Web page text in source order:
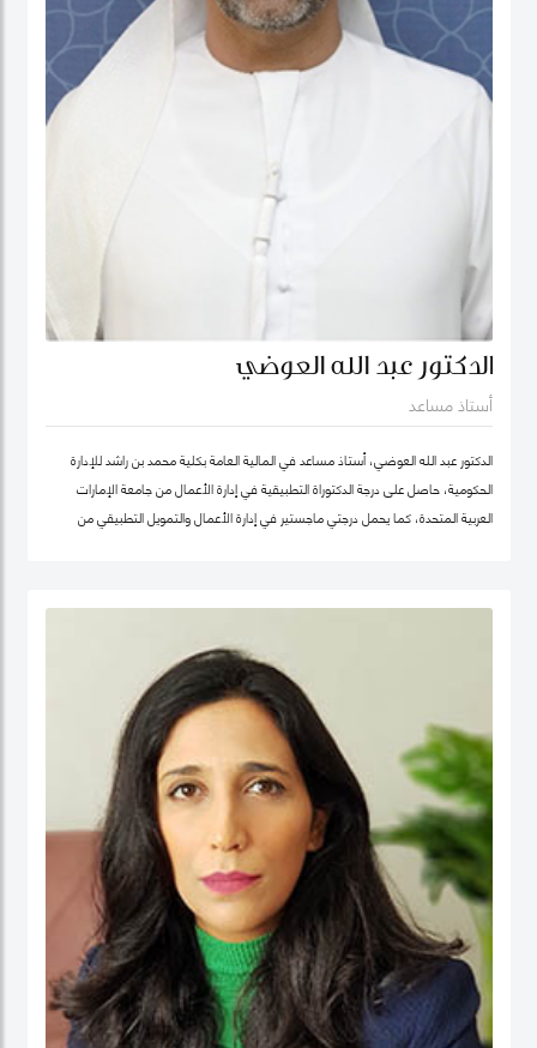
الدكتور عبد الله العوضي
أستاذ مساعد
الدكتور عبد الله العوضي، أستاذ مساعد في المالية العامة بكلية محمد بن راشد للإدارة
الحكومية، حاصل على درجة الدكتوراة التطبيقية في إدارة الأعمال من جامعة الإمارات
العربية المتحدة، كما يحمل درجتي ماجستير في إدارة الأعمال والتمويل التطبيقي من
الدكتور عبدالله، مستشار مالي لديه أكثر من 25 عامًا من الخبرة العملية في مجالات: المالية
والقطاع شبه الحكومي، والقطاع الخاص. كما أ، الدكتور عبد الله مدقق حسابات معتمد،
ووكيل ضرائب، وخبير قضائي، ومحكم.